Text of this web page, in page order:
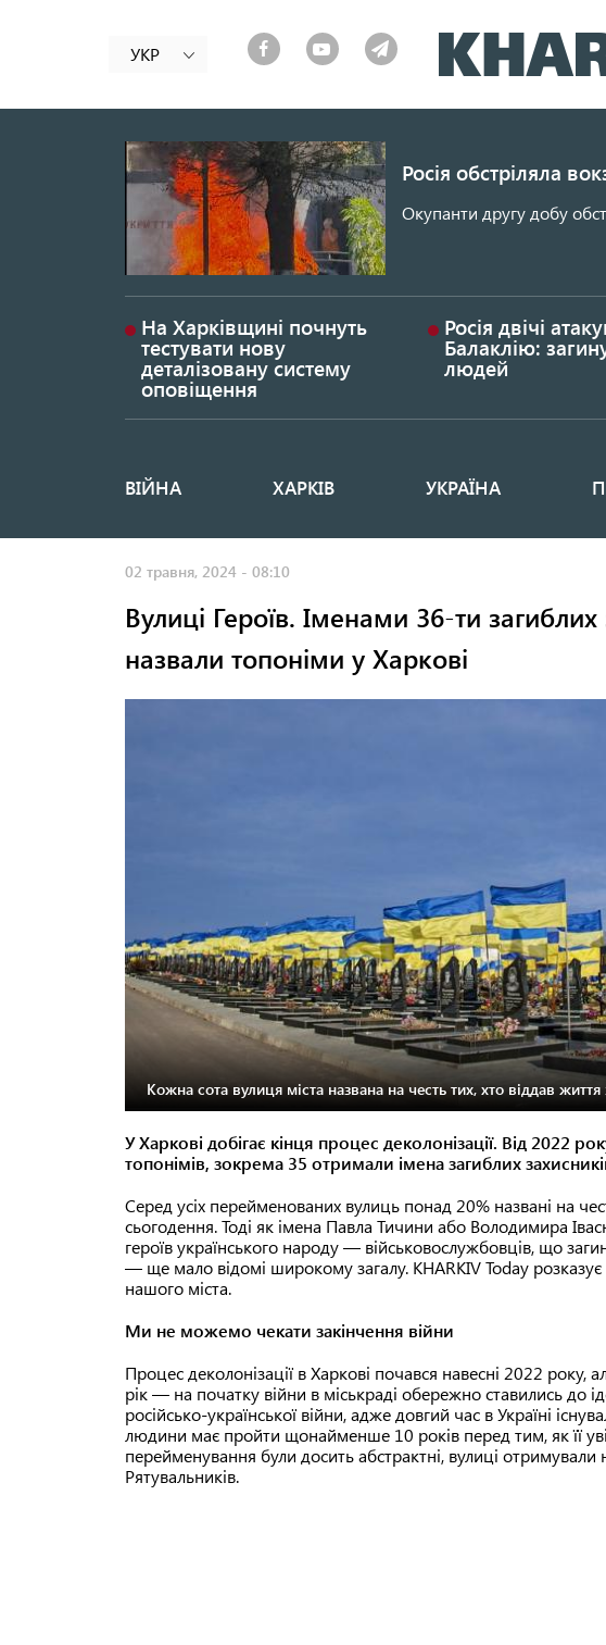
УКР
Росія обстріляла
Окупанти другу добу
На Харківщині почнуть
тестувати нову
деталізовану систему
оповіщення
Росія двічі
Балаклію:
людей
Основная
ВІЙНА ХАРКІВ УКРАЇНА
02 травня, 2024 - 08:10
Вулиці Героїв. Іменами 36-ти загиблих
назвали топоніми у Харкові
Кожна сота вулиця міста названа на честь тих, хто віддав життя
У Харкові добігає кінця процес деколонізації. Від 2022
топонімів, зокрема 35 отримали імена загиблих
Серед усіх перейменованих вулиць понад 20% названі на
сьогодення. Тоді як імена Павла Тичини або Володимира
героїв українського народу — військовослужбовців, що
— ще мало відомі широкому загалу. KHARKIV Today
нашого міста.
Ми не можемо чекати закінчення війни
Процес деколонізації в Харкові почався навесні 2022 року,
рік — на початку війни в міськраді обережно ставились до
російсько-української війни, адже довгий час в Україні
людини має пройти щонайменше 10 років перед тим, як її
перейменування були досить абстрактні, вулиці отримували
Рятувальників.